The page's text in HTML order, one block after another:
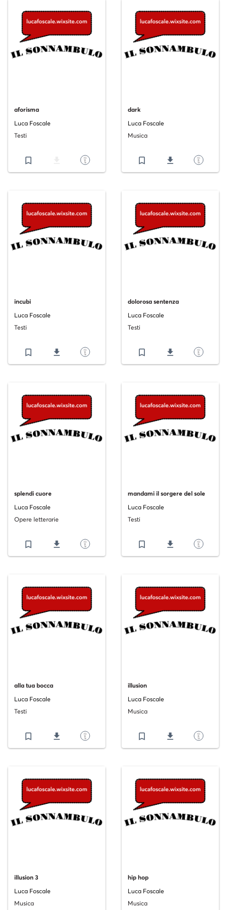
aforisma
Luca Foscale
Testi
bookmark_border
dark
Luca Foscale
Musica
bookmark_border file_download
incubi
Luca Foscale
Testi
bookmark_border file_download
dolorosa sentenza
Luca Foscale
Testi
bookmark_border file_download
splendi cuore
Luca Foscale
Opere letterarie
bookmark_border file_download
mandami il sorgere del sole
Luca Foscale
Testi
bookmark_border file_download
alla tua bocca
Luca Foscale
Testi
bookmark_border file_download
illusion
Luca Foscale
Musica
bookmark_border file_download
illusion 3
Luca Foscale
Musica
hip hop
Luca Foscale
Musica